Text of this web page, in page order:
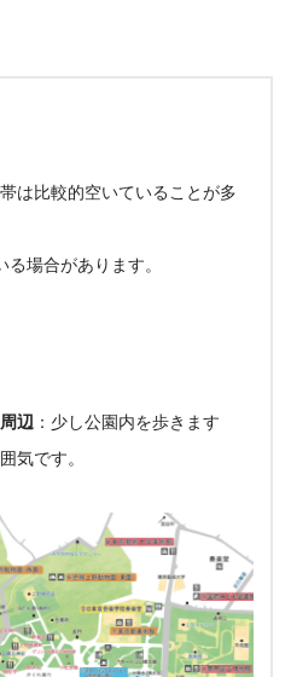
は比較的空いていることが多
る場合があります。
辺 ：少し公園内を歩きます
気です。